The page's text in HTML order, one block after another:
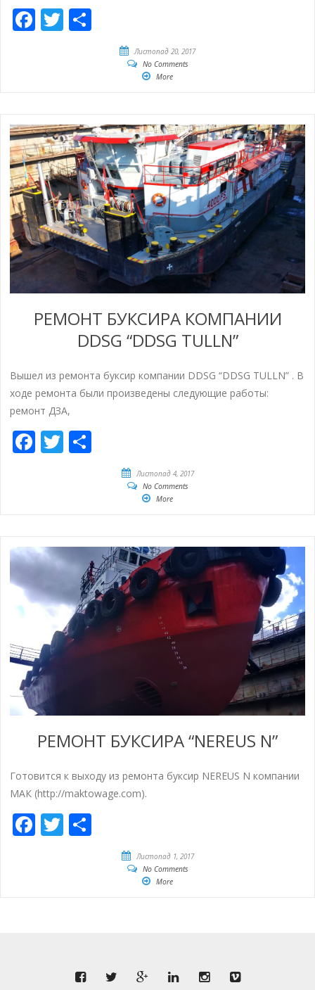
Facebook
Twitter
Листопад 20, 2017
No Comments
More
РЕМОНТ БУКСИРА КОМПАНИИ
DDSG “DDSG TULLN”
Вышел из ремонта буксир компании DDSG “DDSG TULLN” . В
ходе ремонта были произведены следующие работы:
ремонт ДЗА,
Facebook
Twitter
Листопад 4, 2017
No Comments
More
РЕМОНТ БУКСИРА “NEREUS N”
Готовится к выходу из ремонта буксир NEREUS N компании
МАК (http://maktowage.com).
Facebook
Twitter
Листопад 1, 2017
No Comments
More